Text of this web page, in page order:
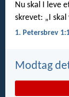
Nu skal I leve
skrevet: „I
1. Petersbrev
Modtag